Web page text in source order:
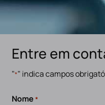
Entre em
"*" indica campos
Nome *